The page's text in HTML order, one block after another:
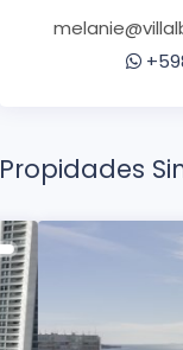
Propidades